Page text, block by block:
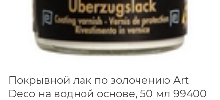
Покрывной лак по золочению Art
Deco на водной основе, 50 мл 99400